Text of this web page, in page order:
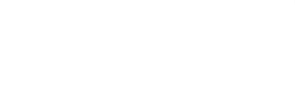
tapijt op hun rug leggen en een
ze vanuit het vissersdorp naar zee, met
graag naar, tot zijn berijder besliste dat